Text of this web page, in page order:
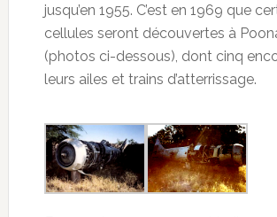
jusqu’en 1955. C’est en 1969 que
cellules seront découvertes à
(photos ci-dessous), dont cinq
leurs ailes et trains d’atterrissage.